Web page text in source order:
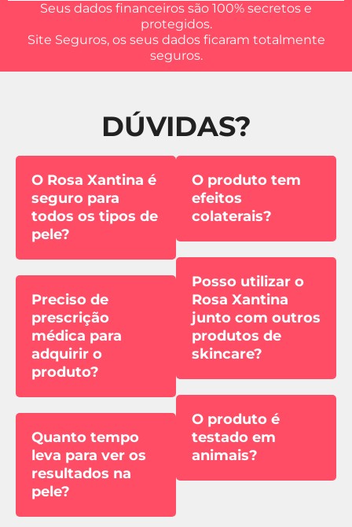
Seus dados financeiros são 100% secretos e
protegidos.
Site Seguros, os seus dados ficaram totalmente
seguros.
DÚVIDAS?
O Rosa Xantina é
seguro para
todos os tipos de
pele?
Preciso de
prescrição
médica para
adquirir o
produto?
Quanto tempo
leva para ver os
resultados na
pele?
O produto tem
efeitos
colaterais?
Posso utilizar o
Rosa Xantina
junto com outros
produtos de
skincare?
O produto é
testado em
animais?